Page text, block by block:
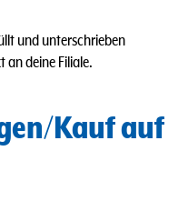
und unterschrieben
an deine Filiale.
Kauf auf